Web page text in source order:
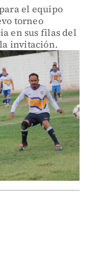
el equipo
torneo
en sus filas del
invitación.